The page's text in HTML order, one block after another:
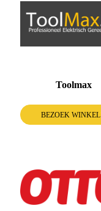
Toolmax
BEZOEK WINKEL